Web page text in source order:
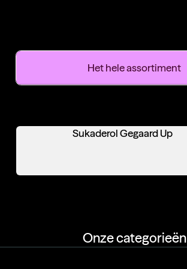
Het hele assortiment
Sukaderol Gegaard Up
Onze categorieën